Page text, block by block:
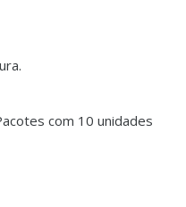
com 10 unidades